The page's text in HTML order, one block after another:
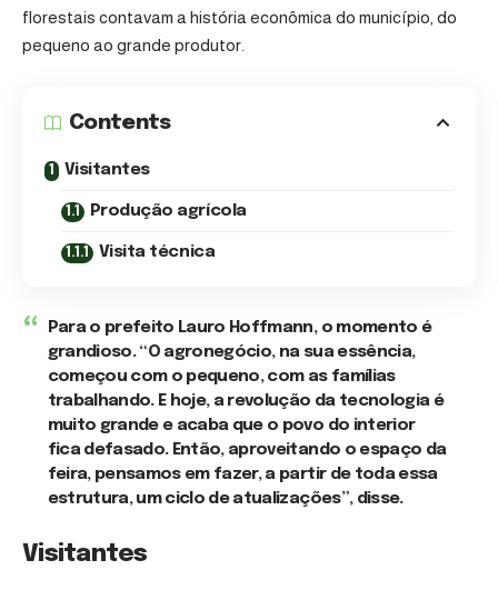
florestais contavam a história econômica do município, do
pequeno ao grande produtor.
Contents
Visitantes
Produção agrícola
Visita técnica
Para o prefeito Lauro Hoffmann, o momento é
grandioso. “O agronegócio, na sua essência,
começou com o pequeno, com as famílias
trabalhando. E hoje, a revolução da tecnologia é
muito grande e acaba que o povo do interior
fica defasado. Então, aproveitando o espaço da
feira, pensamos em fazer, a partir de toda essa
estrutura, um ciclo de atualizações”, disse.
Visitantes